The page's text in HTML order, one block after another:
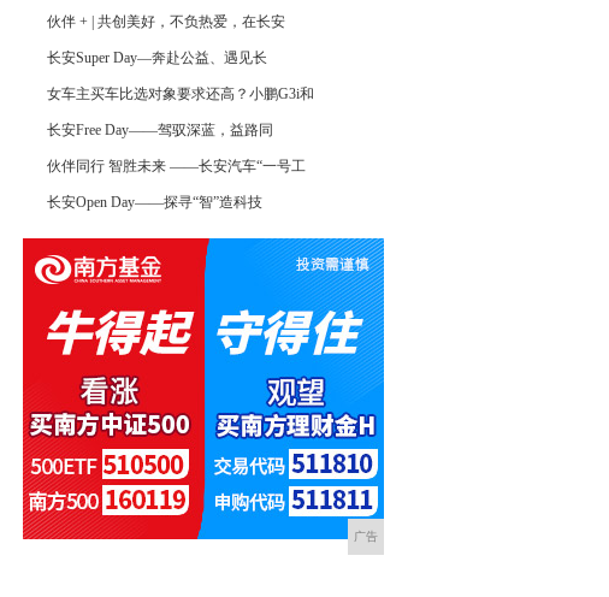
伙伴 + | 共创美好，不负热爱，在长安
长安Super Day—奔赴公益、遇见长
女车主买车比选对象要求还高？小鹏G3i和
长安Free Day——驾驭深蓝，益路同
伙伴同行 智胜未来 ——长安汽车“一号工
长安Open Day——探寻“智”造科技
广告